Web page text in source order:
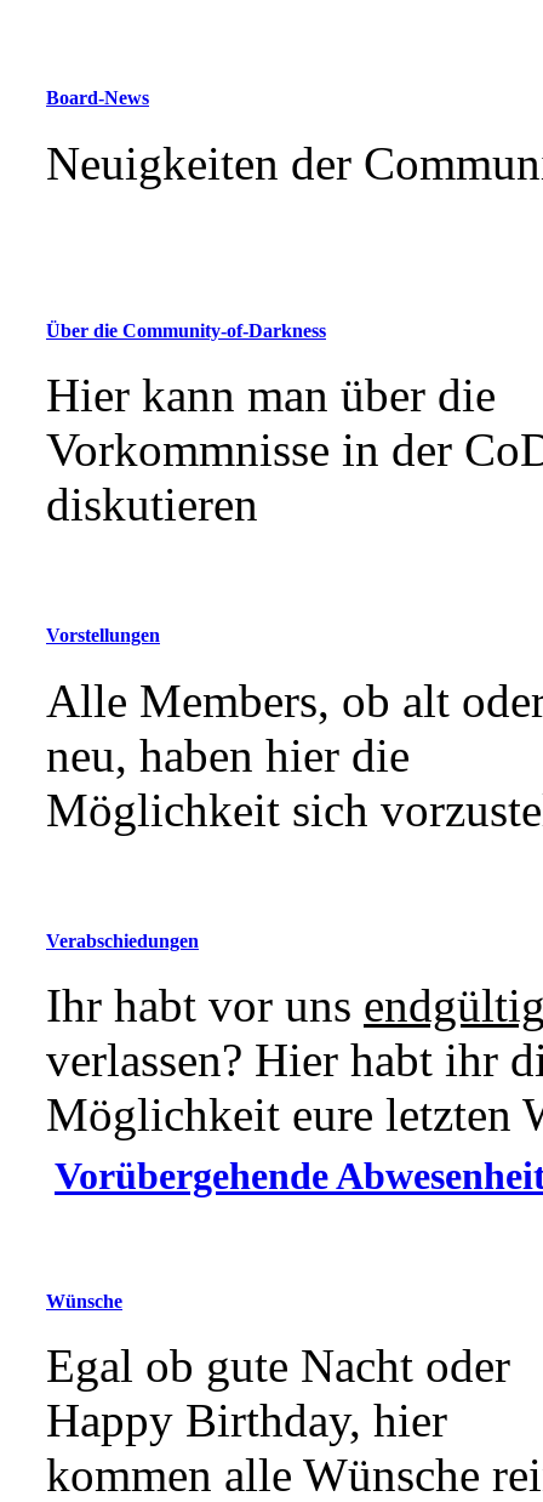
Board-News
Neuigkeiten der
Über die Community-of-Darkness
Hier kann man über die
Vorkommnisse in der
diskutieren
Vorstellungen
Alle Members, ob alt
neu, haben hier die
Möglichkeit sich
Verabschiedungen
Ihr habt vor uns
verlassen? Hier habt ihr
Möglichkeit eure letzten
Vorübergehende
Wünsche
Egal ob gute Nacht oder
Happy Birthday, hier
kommen alle Wünsche